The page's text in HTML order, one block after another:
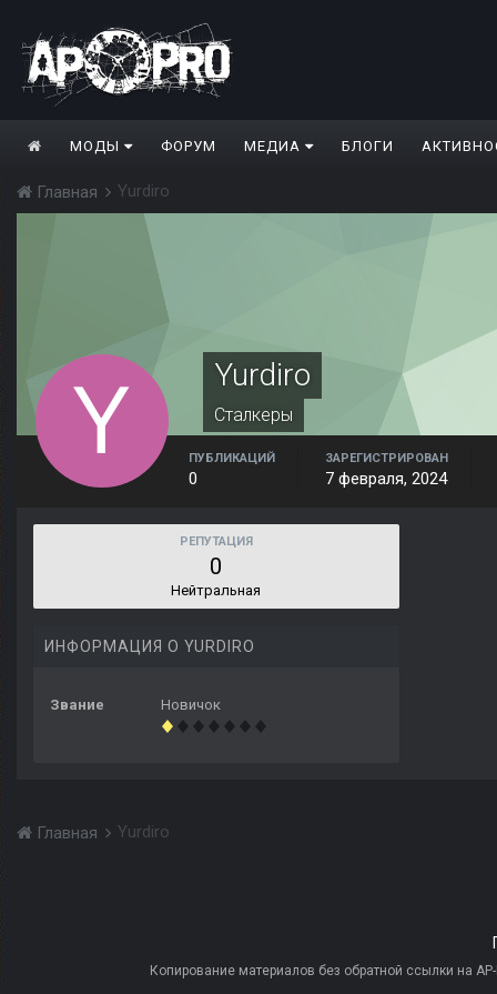
МОДЫ ФОРУМ МЕДИА БЛОГИ
Главная Yurdiro
Yurdiro
Сталкеры
ПУБЛИКАЦИЙ
0
ЗАРЕГИСТРИРОВАН
7 февраля, 2024
РЕПУТАЦИЯ
0
Нейтральная
ИНФОРМАЦИЯ О YURDIRO
Звание Новичок
Главная Yurdiro
Копирование материалов без обратной ссылки на